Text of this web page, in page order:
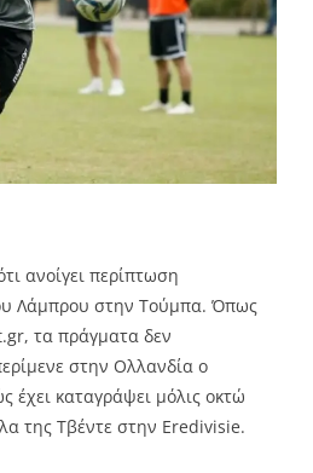
ανοίγει περίπτωση
Λάμπρου στην Τούμπα. Όπως
τα πράγματα δεν
στην Ολλανδία ο
έχει καταγράψει μόλις οκτώ
της Τβέντε στην Eredivisie.